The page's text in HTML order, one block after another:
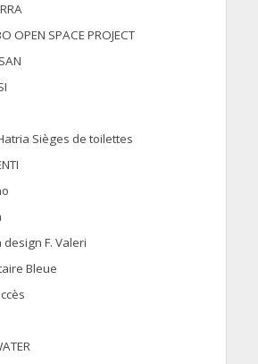
OPEN SPACE PROJECT
Sièges de toilettes
F. Valeri
Bleue